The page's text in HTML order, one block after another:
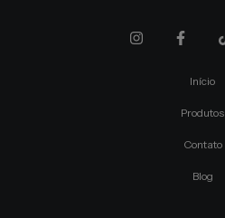
Início
Produtos
Contato
Blog